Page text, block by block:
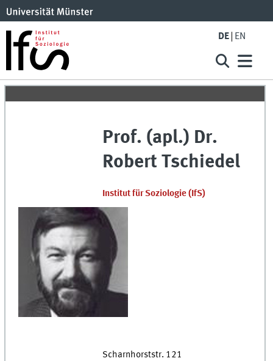
DE EN
Prof. (apl.) Dr.
Robert Tschiedel
Institut für Soziologie(IfS)
Scharnhorststr. 121